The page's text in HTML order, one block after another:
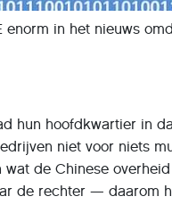
enorm in het nieuws
hun hoofdkwartier in
niet voor niets
de Chinese
de rechter — daarom